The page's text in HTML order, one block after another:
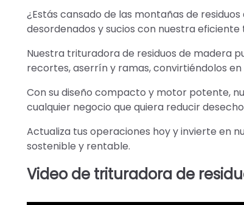
¿Estás cansado de las montañas de
desordenados y sucios con nuestra
Nuestra trituradora de residuos de madera
recortes, aserrín y ramas, convirtiéndolos
Con su diseño compacto y motor potente,
cualquier negocio que quiera reducir
Actualiza tus operaciones hoy y invierte en
sostenible y rentable.
Video de trituradora de